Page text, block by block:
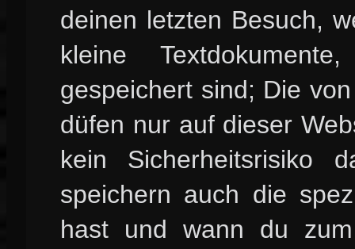
deinen letzten Besuch,
kleine
gespeichert sind; Die
düfen nur auf dieser
kein Sicherheitsrisiko
speichern auch die
hast und wann du